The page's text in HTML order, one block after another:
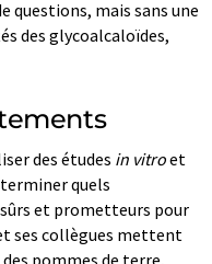
questions, mais sans une
des glycoalcaloïdes,
des études in vitroet
quels
et prometteurs pour
ses collègues mettent
pommes de terre,